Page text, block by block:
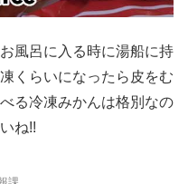
風呂に入る時に湯船に持
くらいになったら皮をむ
る冷凍みかんは格別なの
ね!!